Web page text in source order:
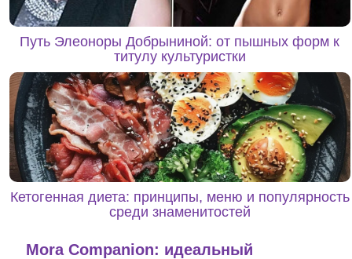
Путь Элеоноры Добрыниной: от пышных форм к
титулу культуристки
Кетогенная диета: принципы, меню и популярность
среди знаменитостей
Mora Companion: идеальный